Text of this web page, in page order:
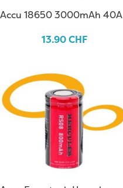
Accu 18650 3000mAh 40A
13.90CHF